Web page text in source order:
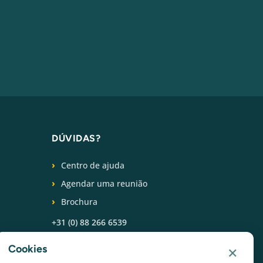
DÚVIDAS?
Centro de ajuda
Agendar uma reunião
Brochura
+31 (0) 88 266 6539
Cookies ×